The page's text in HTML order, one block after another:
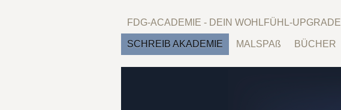
FDG-ACADEMIE - DEIN WOHLFÜHL-UPGRADE
SCHREIB AKADEMIE MALSPAß BÜCHER